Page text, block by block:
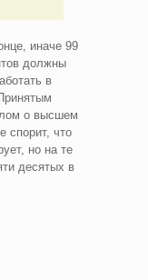
иначе 99
должны
в
о высшем
спорит, что
но на те
десятых в